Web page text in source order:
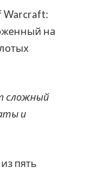
Warcraft:
на
сложный
и
пять